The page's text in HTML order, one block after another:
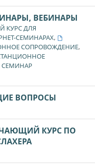
ВЕБИНАРЫ
КУРС ДЛЯ
СЕМИНАРАХ,
СОПРОВОЖДЕНИЕ,
СЕМИНАР
ВОПРОСЫ
КУРС ПО